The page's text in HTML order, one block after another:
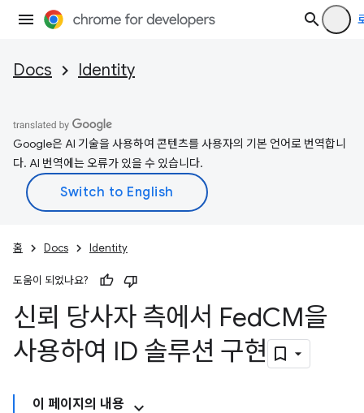
Docs Identity
Google은 AI 기술을 사용하여 콘텐츠를 사용자의 기본 언어로 번역합니
다. AI 번역에는 오류가 있을 수 있습니다.
홈 Docs Identity
도움이 되었나요?
신뢰 당사자 측에서 FedCM을
사용하여 ID 솔루션 구현
이 페이지의 내용